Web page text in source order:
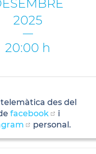
2025
20:00 h
telemàtica des del
facebook
i
personal.